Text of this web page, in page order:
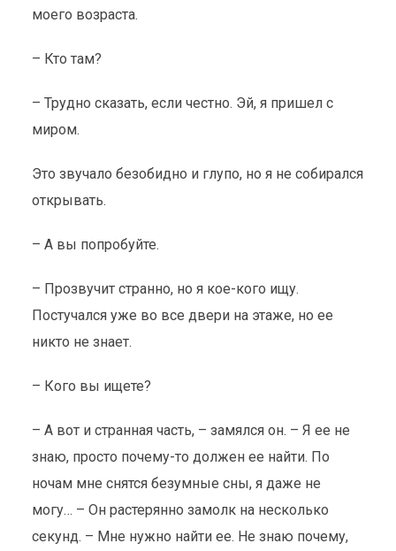
моего возраста.
– Кто там?
– Трудно сказать, если честно. Эй, я пришел с
миром.
Это звучало безобидно и глупо, но я не собирался
открывать.
– А вы попробуйте.
– Прозвучит странно, но я кое-кого ищу.
Постучался уже во все двери на этаже, но ее
никто не знает.
– Кого вы ищете?
– А вот и странная часть, – замялся он. – Я ее не
знаю, просто почему-то должен ее найти. По
ночам мне снятся безумные сны, я даже не
могу… – Он растерянно замолк на несколько
секунд. – Мне нужно найти ее. Не знаю почему,